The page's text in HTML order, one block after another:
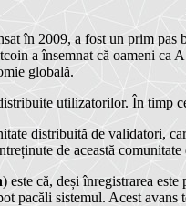
în 2009, a fost un prim pas
a însemnat că oameni
globală.
utilizatorilor. În timp
distribuită de validatori,
de această
) este că, deși înregistrarea
pacăli sistemul. Acest